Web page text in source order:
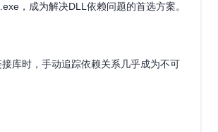
，成为解决DLL依赖问题的首选方案。
库时，手动追踪依赖关系几乎成为不可